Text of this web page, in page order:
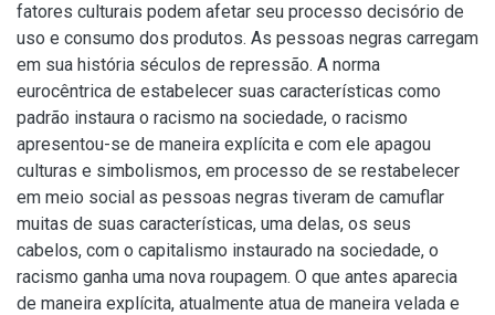
fatores culturais podem afetar seu processo decisório de
uso e consumo dos produtos. As pessoas negras carregam
em sua história séculos de repressão. A norma
eurocêntrica de estabelecer suas características como
padrão instaura o racismo na sociedade, o racismo
apresentou-se de maneira explícita e com ele apagou
culturas e simbolismos, em processo de se restabelecer
em meio social as pessoas negras tiveram de camuflar
muitas de suas características, uma delas, os seus
cabelos, com o capitalismo instaurado na sociedade, o
racismo ganha uma nova roupagem. O que antes aparecia
de maneira explícita, atualmente atua de maneira velada e